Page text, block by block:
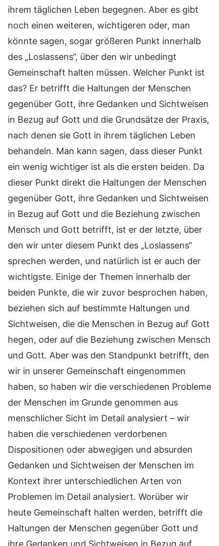
ihrem täglichen Leben begegnen. Aber es gibt
noch einen weiteren, wichtigeren oder, man
könnte sagen, sogar größeren Punkt innerhalb
des „Loslassens“, über den wir unbedingt
Gemeinschaft halten müssen. Welcher Punkt ist
das? Er betrifft die Haltungen der Menschen
gegenüber Gott, ihre Gedanken und Sichtweisen
in Bezug auf Gott und die Grundsätze der Praxis,
nach denen sie Gott in ihrem täglichen Leben
behandeln. Man kann sagen, dass dieser Punkt
ein wenig wichtiger ist als die ersten beiden. Da
dieser Punkt direkt die Haltungen der Menschen
gegenüber Gott, ihre Gedanken und Sichtweisen
in Bezug auf Gott und die Beziehung zwischen
Mensch und Gott betrifft, ist er der letzte, über
den wir unter diesem Punkt des „Loslassens“
sprechen werden, und natürlich ist er auch der
wichtigste. Einige der Themen innerhalb der
beiden Punkte, die wir zuvor besprochen haben,
beziehen sich auf bestimmte Haltungen und
Sichtweisen, die die Menschen in Bezug auf Gott
hegen, oder auf die Beziehung zwischen Mensch
und Gott. Aber was den Standpunkt betrifft, den
wir in unserer Gemeinschaft eingenommen
haben, so haben wir die verschiedenen Probleme
der Menschen im Grunde genommen aus
menschlicher Sicht im Detail analysiert – wir
haben die verschiedenen verdorbenen
Dispositionen oder abwegigen und absurden
Gedanken und Sichtweisen der Menschen im
Kontext ihrer unterschiedlichen Arten von
Problemen im Detail analysiert. Worüber wir
heute Gemeinschaft halten werden, betrifft die
Haltungen der Menschen gegenüber Gott und
ihre Gedanken und Sichtweisen in Bezug auf